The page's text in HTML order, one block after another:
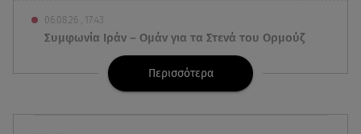
06.08.26 , 17:43
Συμφωνία Ιράν – Ομάν για τα Στενά του Ορμούζ
06.08.26 , 17:12
Μαρία Κορινθίου: «Έχω πατήσει φρένο» -
Δηλώνει χορτασμένη και μπουχτισμένη!
Περισσότερα